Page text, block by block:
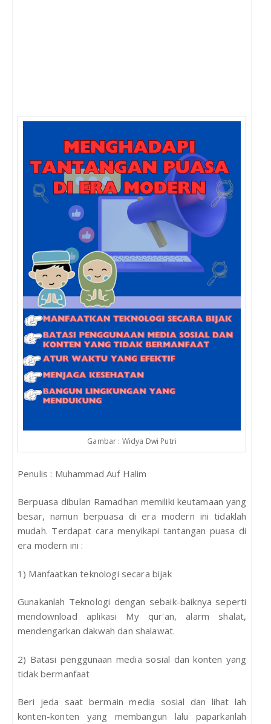
Gambar : Widya Dwi Putri
Penulis : Muhammad Auf Halim
Berpuasa dibulan Ramadhan memiliki keutamaan yang
besar, namun berpuasa di era modern ini tidaklah
mudah. Terdapat cara menyikapi tantangan puasa di
era modern ini :
1) Manfaatkan teknologi secara bijak
Gunakanlah Teknologi dengan sebaik-baiknya seperti
mendownload aplikasi My qur'an, alarm shalat,
mendengarkan dakwah dan shalawat.
2) Batasi penggunaan media sosial dan konten yang
tidak bermanfaat
Beri jeda saat bermain media sosial dan lihat lah
konten-konten yang membangun lalu paparkanlah